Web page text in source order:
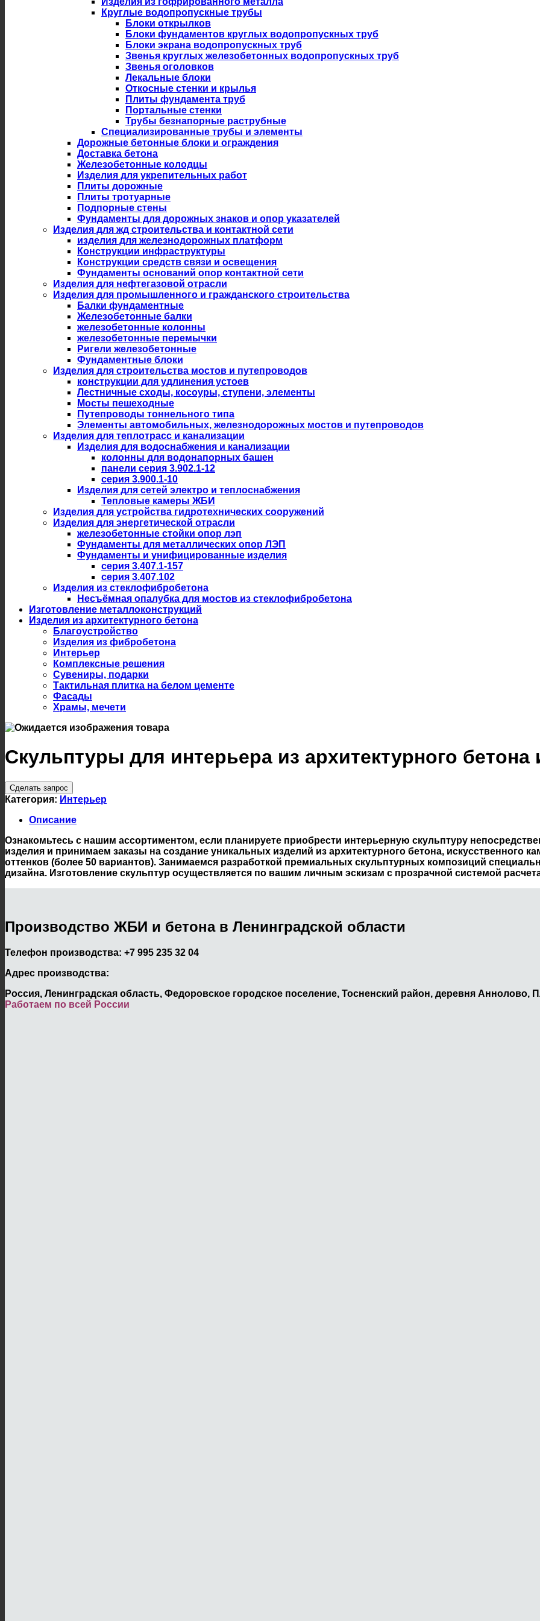
Круглые водопропускные трубы
Блоки открылков
Блоки фундаментов круглых водопропускных труб
Блоки экрана водопропускных труб
Звенья круглых железобетонных водопропускных труб
Звенья оголовков
Лекальные блоки
Откосные стенки и крылья
Плиты фундамента труб
Портальные стенки
Трубы безнапорные раструбные
Специализированные трубы и элементы
Дорожные бетонные блоки и ограждения
Доставка бетона
Железобетонные колодцы
Изделия для укрепительных работ
Плиты дорожные
Плиты тротуарные
Подпорные стены
Фундаменты для дорожных знаков и опор указателей
Изделия для жд строительства и контактной сети
изделия для железнодорожных платформ
Конструкции инфраструктуры
Конструкции средств связи и освещения
Фундаменты оснований опор контактной сети
Изделия для нефтегазовой отрасли
Изделия для промышленного и гражданского строительства
Балки фундаментные
Железобетонные балки
железобетонные колонны
железобетонные перемычки
Ригели железобетонные
Фундаментные блоки
Изделия для строительства мостов и путепроводов
конструкции для удлинения устоев
Лестничные сходы, косоуры, ступени, элементы
Мосты пешеходные
Путепроводы тоннельного типа
Элементы автомобильных, железнодорожных мостов и путепроводов
Изделия для теплотрасс и канализации
Изделия для водоснабжения и канализации
колонны для водонапорных башен
панели серия 3.902.1-12
серия 3.900.1-10
Изделия для сетей электро и теплоснабжения
Тепловые камеры ЖБИ
Изделия для устройства гидротехнических сооружений
Изделия для энергетической отрасли
железобетонные стойки опор лэп
Фундаменты для металлических опор ЛЭП
Фундаменты и унифицированные изделия
серия 3.407.1-157
серия 3.407.102
Изделия из стеклофибробетона
Несъёмная опалубка для мостов из стеклофибробетона
Изготовление металлоконструкций
Изделия из архитектурного бетона
Благоустройство
Изделия из фибробетона
Интерьер
Комплексные решения
Сувениры, подарки
Тактильная плитка на белом цементе
Фасады
Храмы, мечети
Скульптуры для интерьера из архитектурного
Сделать запрос
Категория: Интерьер
Описание
Ознакомьтесь с нашим ассортиментом, если планируете приобрести интерьерную скульптуру
изделия и принимаем заказы на создание уникальных изделий из архитектурного бетона, искусственного
оттенков (более 50 вариантов). Занимаемся разработкой премиальных скульптурных композиций
дизайна. Изготовление скульптур осуществляется по вашим личным эскизам с прозрачной системой
Производство ЖБИ и бетона в Ленинградской области
Телефон производства: +7 995 235 32 04
Адрес производства:
Россия, Ленинградская область, Федоровское городское поселение, Тосненский район, деревня Аннолово,
Работаем по всей России